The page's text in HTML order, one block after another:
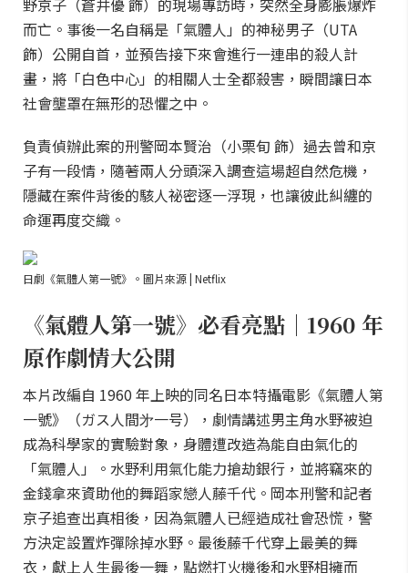
野京子（蒼井優 飾）的現場專訪時，突然全身膨脹爆炸
而亡。事後一名自稱是「氣體人」的神秘男子（UTA
飾）公開自首，並預告接下來會進行一連串的殺人計
畫，將「白色中心」的相關人士全都殺害，瞬間讓日本
社會壟罩在無形的恐懼之中。
負責偵辦此案的刑警岡本賢治（小栗旬 飾）過去曾和京
子有一段情，隨著兩人分頭深入調查這場超自然危機，
隱藏在案件背後的駭人祕密逐一浮現，也讓彼此糾纏的
命運再度交織。
日劇《氣體人第一號》。圖片來源 | Netflix
《氣體人第一號》必看亮點｜1960 年
原作劇情大公開
本片改編自 1960 年上映的同名日本特攝電影《氣體人第
一號》（ガス人間㐧一号），劇情講述男主角水野被迫
成為科學家的實驗對象，身體遭改造為能自由氣化的
「氣體人」。水野利用氣化能力搶劫銀行，並將竊來的
金錢拿來資助他的舞蹈家戀人藤千代。岡本刑警和記者
京子追查出真相後，因為氣體人已經造成社會恐慌，警
方決定設置炸彈除掉水野。最後藤千代穿上最美的舞
衣，獻上人生最後一舞，點燃打火機後和水野相擁而